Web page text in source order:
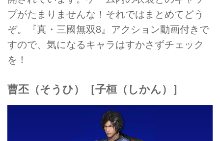
プがたまりませんな！それではまとめてどう
ぞ。『真・三國無双8』アクション動画付きで
すので、気になるキャラはすかさずチェック
を！
曹丕（そうひ）［子桓（しかん）］